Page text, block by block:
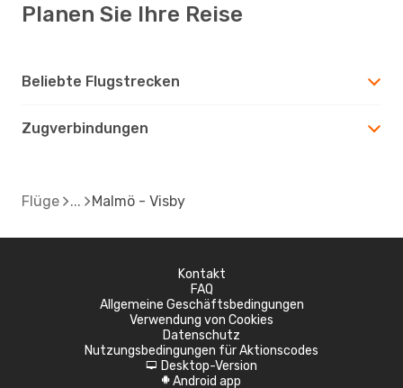
Planen Sie Ihre Reise
Beliebte Flugstrecken
Zugverbindungen
Flüge Malmö - Visby
Kontakt
FAQ
Allgemeine Geschäftsbedingungen
Verwendung von Cookies
Datenschutz
Nutzungsbedingungen für Aktionscodes
d Desktop-Version
A Android app